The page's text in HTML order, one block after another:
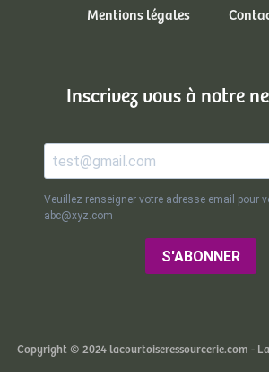
Mentions légales
Inscrivez vous à notre
Veuillez renseigner votre adresse email pour
abc@xyz.com
S'ABONNER
Copyright © 2024 lacourtoiseressourcerie.com -